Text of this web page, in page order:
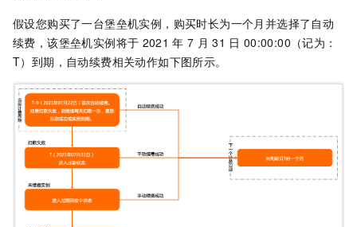
假设您购买了一台堡垒机实例，购买时长为一个月并选择了自动
续费，该堡垒机实例将于 2021 年 7 月 31 日 00:00:00（记为：
T）到期，自动续费相关动作如下图所示。